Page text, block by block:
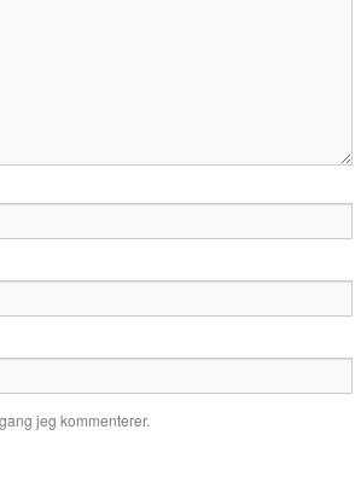
jeg kommenterer.